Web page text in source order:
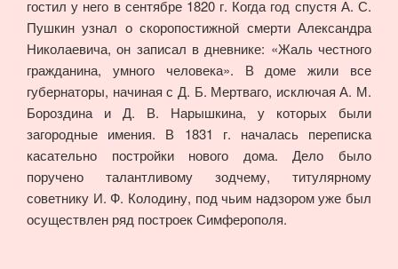
гостил у него в сентябре 1820 г. Когда год спустя А. С.
Пушкин узнал о скоропостижной смерти Александра
Николаевича, он записал в дневнике: «Жаль честного
гражданина, умного человека». В доме жили все
губернаторы, начиная с Д. Б. Мертваго, исключая А. М.
Бороздина и Д. В. Нарышкина, у которых были
загородные имения. В 1831 г. началась переписка
касательно постройки нового дома. Дело было
поручено талантливому зодчему, титулярному
советнику И. Ф. Колодину, под чьим надзором уже был
осуществлен ряд построек Симферополя.